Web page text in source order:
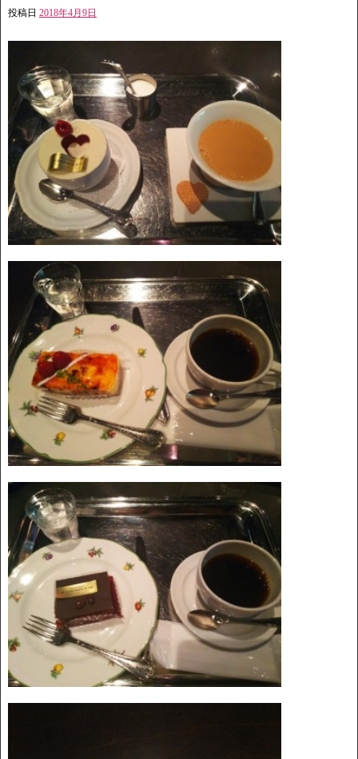
投稿日 2018年4月9日